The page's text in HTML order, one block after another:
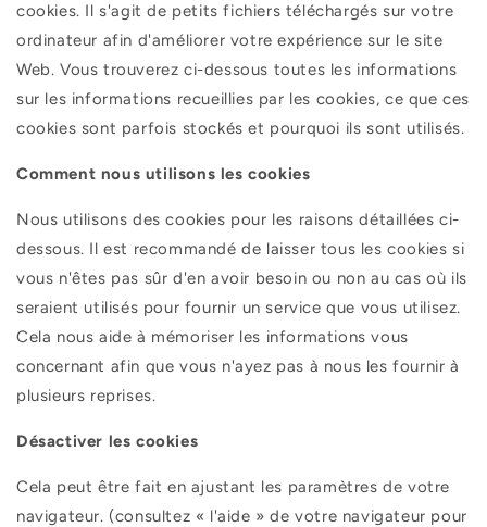
cookies. Il s'agit de petits fichiers téléchargés sur votre
ordinateur afin d'améliorer votre expérience sur le site
Web. Vous trouverez ci-dessous toutes les informations
sur les informations recueillies par les cookies, ce que ces
cookies sont parfois stockés et pourquoi ils sont utilisés.
Comment nous utilisons les cookies
Nous utilisons des cookies pour les raisons détaillées ci-
dessous. Il est recommandé de laisser tous les cookies si
vous n'êtes pas sûr d'en avoir besoin ou non au cas où ils
seraient utilisés pour fournir un service que vous utilisez.
Cela nous aide à mémoriser les informations vous
concernant afin que vous n'ayez pas à nous les fournir à
plusieurs reprises.
Désactiver les cookies
Cela peut être fait en ajustant les paramètres de votre
navigateur. (consultez « l'aide » de votre navigateur pour